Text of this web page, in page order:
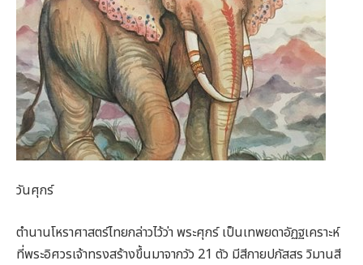
วันศุกร์
ตำนานโหราศาสตร์ไทยกล่าวไว้ว่า พระศุกร์ เป็นเทพยดาอัฏฐเคราะห์
ที่พระอิศวรเจ้าทรงสร้างขึ้นมาจากวัว 21 ตัว มีสีกายปภัสสร วิมานสี